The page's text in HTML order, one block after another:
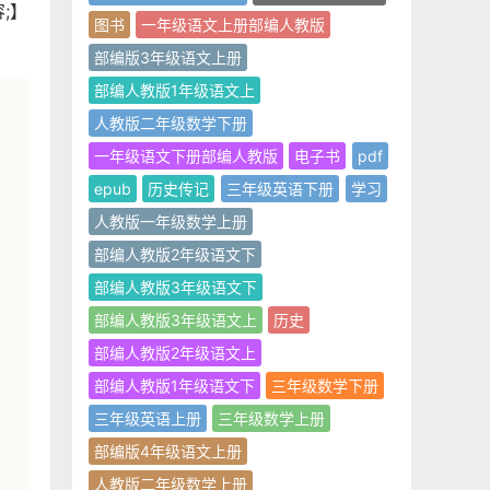
图书
一年级语文上册部编人教版
部编版3年级语文上册
部编人教版1年级语文上
人教版二年级数学下册
一年级语文下册部编人教版
电子书
pdf
epub
历史传记 三年级英语下册
学习
人教版一年级数学上册
部编人教版2年级语文下
部编人教版3年级语文下
部编人教版3年级语文上
历史
部编人教版2年级语文上
部编人教版1年级语文下
三年级数学下册
三年级英语上册
三年级数学上册
部编版4年级语文上册
人教版二年级数学上册